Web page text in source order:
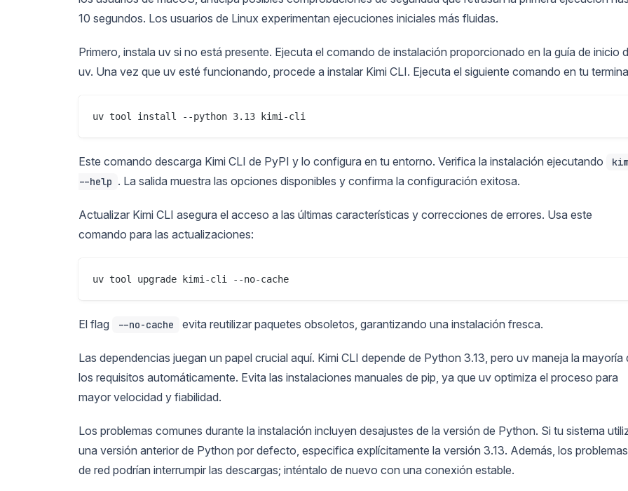
10 segundos. Los usuarios de Linux experimentan ejecuciones iniciales más fluidas.
Primero, instala uv si no está presente. Ejecuta el comando de instalación proporcionado en la guía de inicio
uv. Una vez que uv esté funcionando, procede a instalar Kimi CLI. Ejecuta el siguiente comando en tu
Este comando descarga Kimi CLI de PyPI y lo configura en tu entorno. Verifica la instalación ejecutando
--help . La salida muestra las opciones disponibles y confirma la configuración exitosa.
Actualizar Kimi CLI asegura el acceso a las últimas características y correcciones de errores. Usa este
comando para las actualizaciones:
El flag --no-cache evita reutilizar paquetes obsoletos, garantizando una instalación fresca.
Las dependencias juegan un papel crucial aquí. Kimi CLI depende de Python 3.13, pero uv maneja la mayoría
los requisitos automáticamente. Evita las instalaciones manuales de pip, ya que uv optimiza el proceso para
mayor velocidad y fiabilidad.
Los problemas comunes durante la instalación incluyen desajustes de la versión de Python. Si tu sistema
una versión anterior de Python por defecto, especifica explícitamente la versión 3.13. Además, los problemas
de red podrían interrumpir las descargas; inténtalo de nuevo con una conexión estable.